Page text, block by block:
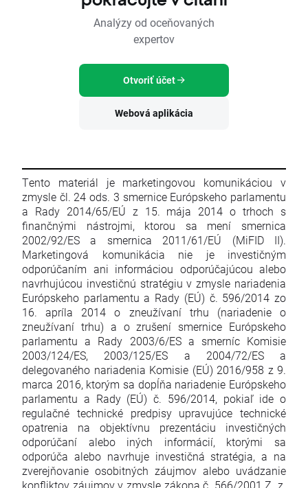
Analýzy od oceňovaných
expertov
Otvoriť účet
Webová aplikácia
Tento materiál je marketingovou komunikáciou v
zmysle čl. 24 ods. 3 smernice Európskeho parlamentu
a Rady 2014/65/EÚ z 15. mája 2014 o trhoch s
finančnými nástrojmi, ktorou sa mení smernica
2002/92/ES a smernica 2011/61/EÚ (MiFID II).
Marketingová komunikácia nie je investičným
odporúčaním ani informáciou odporúčajúcou alebo
navrhujúcou investičnú stratégiu v zmysle nariadenia
Európskeho parlamentu a Rady (EÚ) č. 596/2014 zo
16. apríla 2014 o zneužívaní trhu (nariadenie o
zneužívaní trhu) a o zrušení smernice Európskeho
parlamentu a Rady 2003/6/ES a smerníc Komisie
2003/124/ES, 2003/125/ES a 2004/72/ES a
delegovaného nariadenia Komisie (EÚ) 2016/958 z 9.
marca 2016, ktorým sa dopĺňa nariadenie Európskeho
parlamentu a Rady (EÚ) č. 596/2014, pokiaľ ide o
regulačné technické predpisy upravujúce technické
opatrenia na objektívnu prezentáciu investičných
odporúčaní alebo iných informácií, ktorými sa
odporúča alebo navrhuje investičná stratégia, a na
zverejňovanie osobitných záujmov alebo uvádzanie
konfliktov záujmov v zmysle zákona č. 566/2001 Z. z.